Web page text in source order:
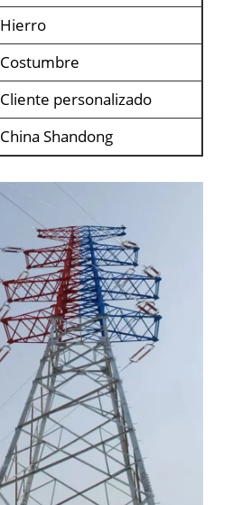
Hierro
Costumbre
Cliente personalizado
China Shandong